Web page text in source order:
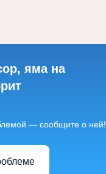
яма на
— сообщите о ней!